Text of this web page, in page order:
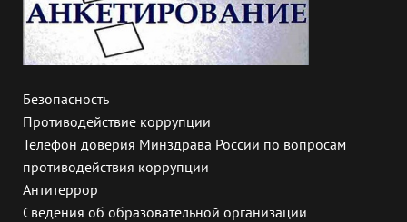
Безопасность
Противодействие коррупции
Телефон доверия Минздрава России по вопросам
противодействия коррупции
Антитеррор
Сведения об образовательной организации